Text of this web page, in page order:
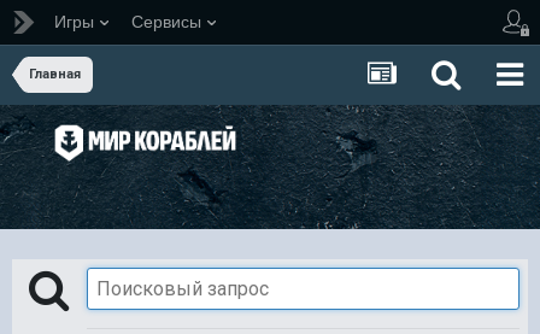
Игры Сервисы
Главная